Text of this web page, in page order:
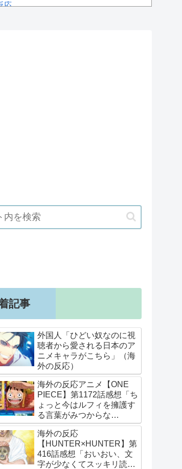
応
記事
外国人「ひどい奴なのに視
聴者から愛される日本のア
ニメキャラがこちら」（海
外の反応）
海外の反応アニメ【ONE
PIECE】第1172話感想「ち
ょっと今はルフィを擁護す
る言葉がみつからな
い･･･」
海外の反応
【HUNTER×HUNTER】第
416話感想「おいおい、文
字が少なくてスッキリ読め